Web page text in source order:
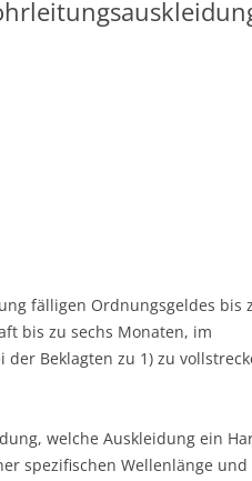
fälligen Ordnungsgeldes bis
bis zu sechs Monaten, im
Beklagten zu 1) zu
welche Auskleidung ein
spezifischen Wellenlänge und